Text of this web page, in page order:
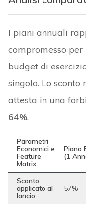
I piani annuali
compromesso
budget di
singolo. Lo sconto
attesta in una
64%.
Parametri
Economici e
Feature
Matrix
Piano
(1
Sconto
applicato al
lancio
57%